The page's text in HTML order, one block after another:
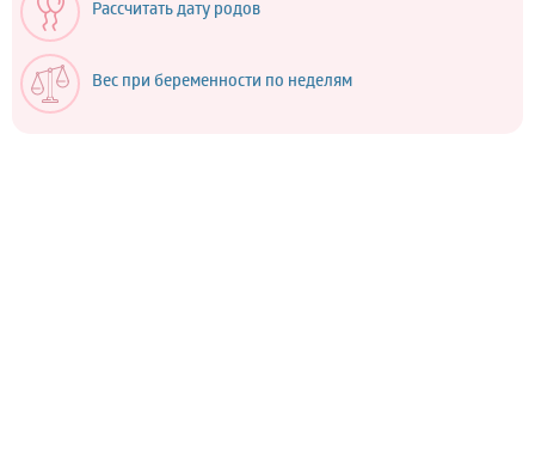
Рассчитать дату родов
Вес при беременности по неделям